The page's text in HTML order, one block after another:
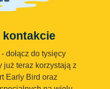
kontakcie
dołącz do tysięcy
już teraz korzystają z
Early Bird oraz